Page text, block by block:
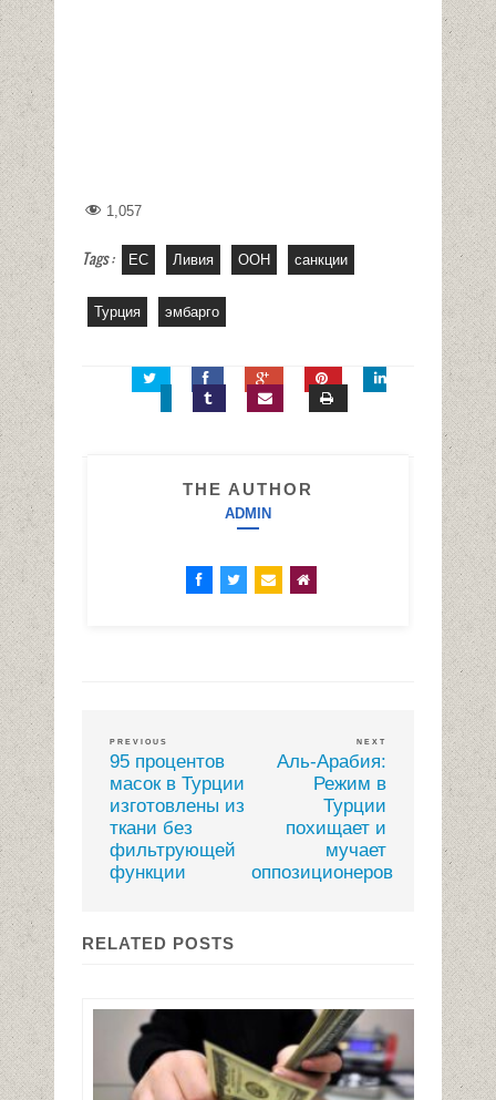
1,057
Tags : ЕС Ливия ООН санкции
Турция эмбарго
THE AUTHOR
ADMIN
PREVIOUS
95 процентов
масок в Турции
изготовлены из
ткани без
фильтрующей
функции
NEXT
Аль-Арабия:
Режим в
Турции
похищает и
мучает
оппозиционеров
RELATED POSTS